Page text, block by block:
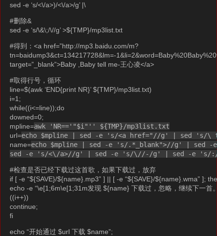
sed -e ‘s/<\/a>)/<\/a>/g’ |\
#删除&
sed -e ‘s/\&\;/\//g’ >${TMP}/mp3list.txt
#得到：<a href=”http://mp3.baidu.com/m?
tn=baidump3&ct=134217728&lm=-
target=”_blank”>Baby ,Baby tell me-王心凌</a>
#取得行号，循环
line=$(awk ‘END{print NR}’ ${TMP}/mp3list.txt)
i=1;
while((i<=line));do
downed=0;
mpline=awk 'NR=='"$i"'' ${TMP}/mp3list.txt
url=echo $mpline | sed -e 's/<a href="//g' | sed
name=echo $mpline | sed -e 's/.*_blank">//g' | sed
sed -e 's/<\/a>//g' | sed -e 's/\//-/g' | sed -e
#检查是否已经下载过这首歌，如果下载过，放弃
if [ -e “${SAVE}/${name}.mp3” ] || [ -e “${SAVE}/${name}.wma” ];
echo -e “\e[1;6m\e[1;31m发现 ${name} 下载过，忽略，继续下一首
((i++))
continue;
fi
echo “开始通过 $url 下载 $name”;